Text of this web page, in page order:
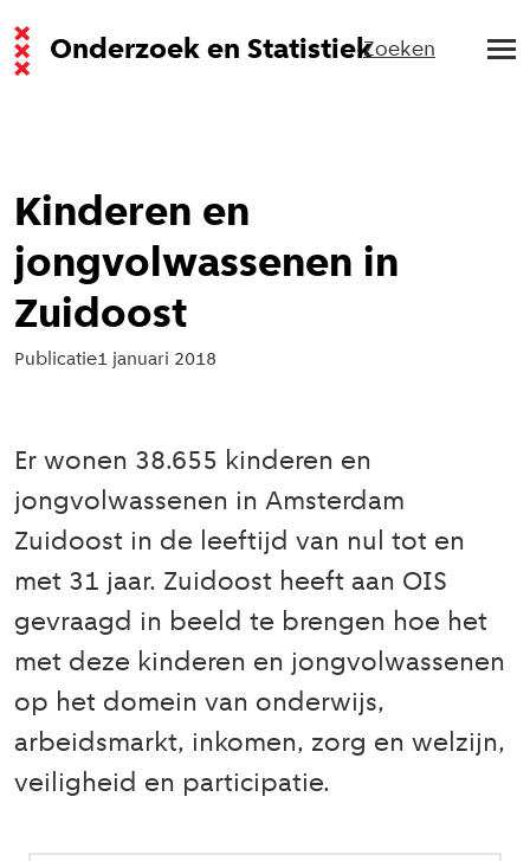
Onderzoek en StatistiekZoeken
Kinderen en
jongvolwassenen in
Zuidoost
Publicatie1 januari 2018
Er wonen 38.655 kinderen en
jongvolwassenen in Amsterdam
Zuidoost in de leeftijd van nul tot en
met 31 jaar. Zuidoost heeft aan OIS
gevraagd in beeld te brengen hoe het
met deze kinderen en jongvolwassenen
op het domein van onderwijs,
arbeidsmarkt, inkomen, zorg en welzijn,
veiligheid en participatie.